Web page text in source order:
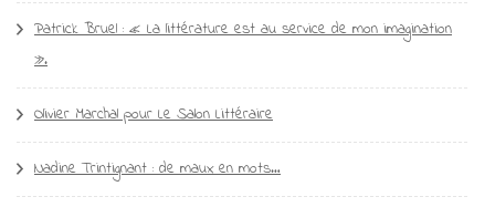
Patrick Bruel : « La littérature est au service de mon imagination
».
Olivier Marchal pour Le Salon Littéraire
Nadine Trintignant : de maux en mots…